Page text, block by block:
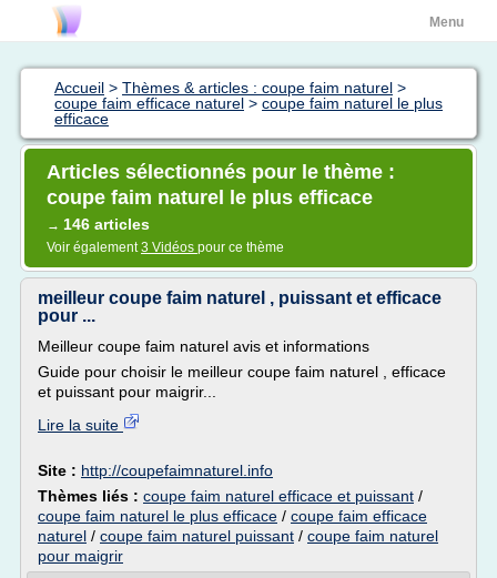
Menu
Accueil > Thèmes & articles : coupe faim naturel >
coupe faim efficace naturel > coupe faim naturel le plus
efficace
Articles sélectionnés pour le thème :
coupe faim naturel le plus efficace
→ 146 articles
Voir également3 Vidéos pour ce thème
meilleur coupe faim naturel , puissant et efficace
pour ...
Meilleur coupe faim naturel avis et informations
Guide pour choisir le meilleur coupe faim naturel , efficace
et puissant pour maigrir...
Lire la suite
Site : http://coupefaimnaturel.info
Thèmes liés : coupe faim naturel efficace et puissant /
coupe faim naturel le plus efficace / coupe faim efficace
naturel / coupe faim naturel puissant / coupe faim naturel
pour maigrir